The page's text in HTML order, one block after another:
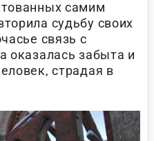
самим
судьбу своих
связь с
оказалась забыта и
страдая в